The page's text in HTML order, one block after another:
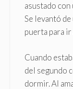
asustado
Se levantó
puerta para
Cuando
del segundo
dormir. Al